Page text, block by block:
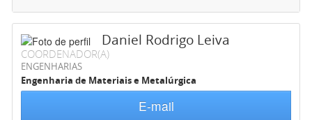
Daniel Rodrigo Leiva
COORDENADOR(A)
ENGENHARIAS
Engenharia de Materiais e Metalúrgica
E-mail